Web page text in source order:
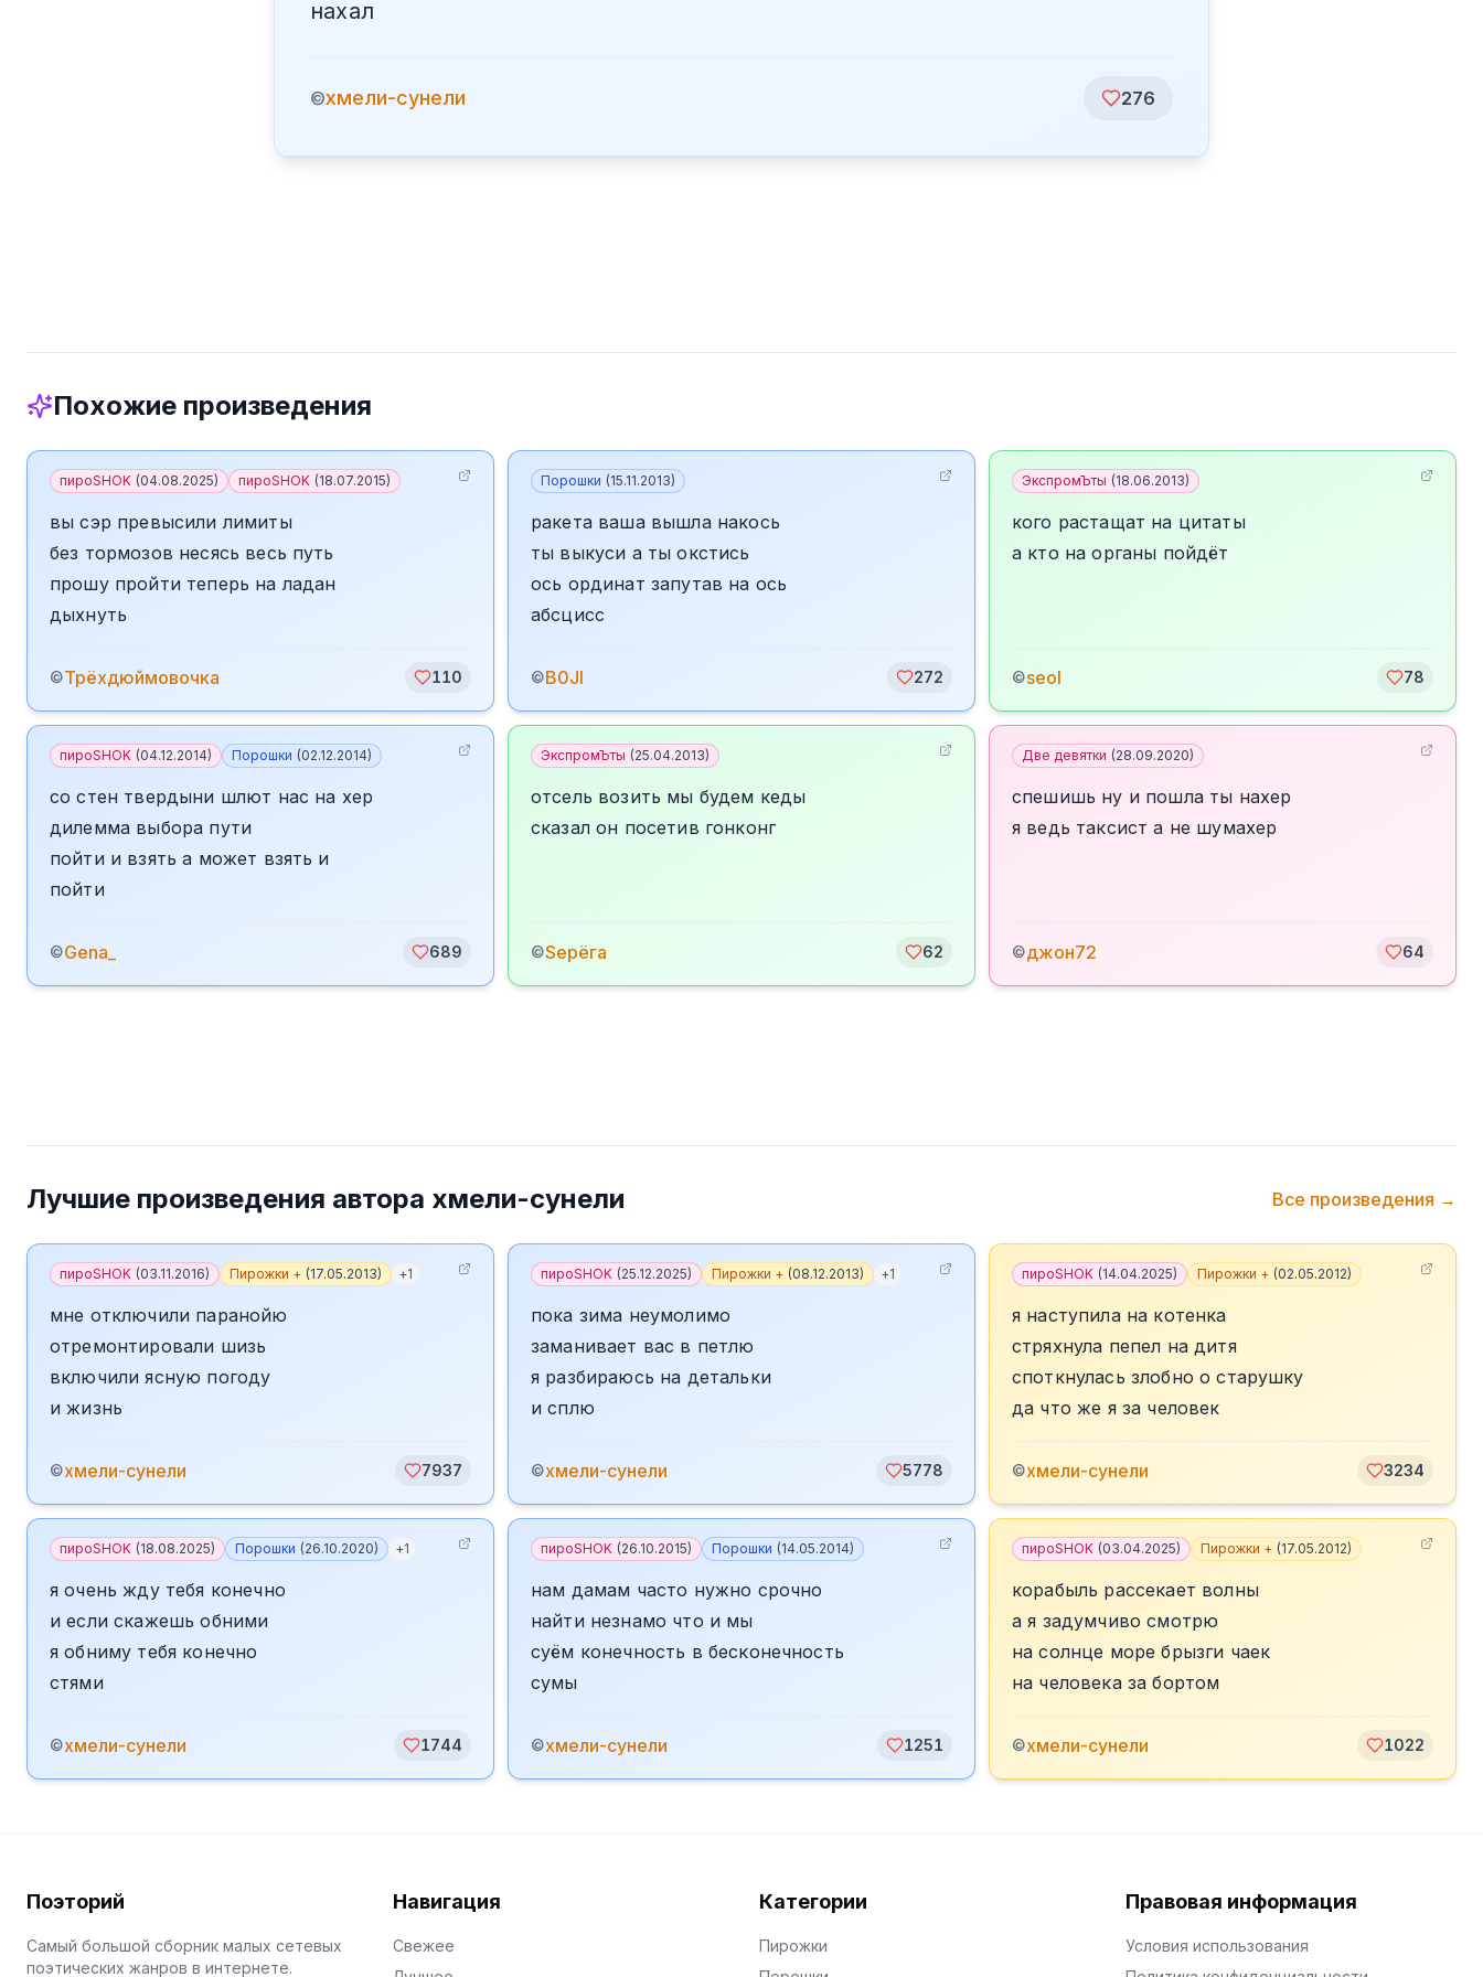
нахал
©хмели-сунели 276
Похожие произведения
пироSHOK (04.08.2025) пироSHOK (18.07.2015)
вы сэр превысили лимиты
без тормозов несясь весь путь
прошу пройти теперь на ладан
дыхнуть
©️Трёхдюймовочка 110
Порошки (15.11.2013)
ракета ваша вышла накось
ты выкуси а ты окстись
ось ординат запутав на ось
абсцисс
©B0JI 272
ЭкспромЪты (18.06.2013)
кого растащат на цитаты
а кто на органы пойдёт
©seol 78
пироSHOK (04.12.2014) Порошки (02.12.2014)
со стен твердыни шлют нас на хер
дилемма выбора пути
пойти и взять а может взять и
пойти
©Gena_ 689
ЭкспромЪты (25.04.2013)
отсель возить мы будем кеды
сказал он посетив гонконг
©Sерёга 62
Две девятки (28.09.2020)
спешишь ну и пошла ты нахер
я ведь таксист а не шумахер
©джон72 64
Лучшие произведения автора хмели-сунели Все произведения →
пироSHOK (03.11.2016) Пирожки + (17.05.2013) +1
мне отключили паранойю
отремонтировали шизь
включили ясную погоду
и жизнь
©хмели-сунели 7937
пироSHOK (25.12.2025) Пирожки + (08.12.2013) +1
пока зима неумолимо
заманивает вас в петлю
я разбираюсь на детальки
и сплю
©хмели-сунели 5778
пироSHOK (14.04.2025) Пирожки + (02.05.2012)
я наступила на котенка
стряхнула пепел на дитя
споткнулась злобно о старушку
да что же я за человек
©хмели-сунели 3234
пироSHOK (18.08.2025) Порошки (26.10.2020) +1
я очень жду тебя конечно
и если скажешь обними
я обниму тебя конечно
стями
©хмели-сунели 1744
пироSHOK (26.10.2015) Порошки (14.05.2014)
нам дамам часто нужно срочно
найти незнамо что и мы
суём конечность в бесконечность
сумы
©хмели-сунели 1251
пироSHOK (03.04.2025) Пирожки + (17.05.2012)
корабыль рассекает волны
а я задумчиво смотрю
на солнце море брызги чаек
на человека за бортом
©хмели-сунели 1022
Поэторий
Самый большой сборник малых сетевых
поэтических жанров в интернете.
Навигация
Свежее
Категории
Пирожки
Правовая информация
Условия использования